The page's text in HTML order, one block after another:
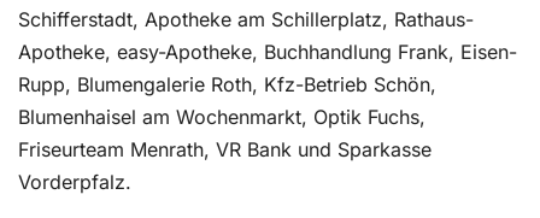
Schifferstadt, Apotheke am Schillerplatz, Rathaus-
Apotheke, easy-Apotheke, Buchhandlung Frank, Eisen-
Rupp, Blumengalerie Roth, Kfz-Betrieb Schön,
Blumenhaisel am Wochenmarkt, Optik Fuchs,
Friseurteam Menrath, VR Bank und Sparkasse
Vorderpfalz.